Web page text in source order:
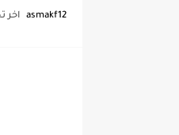
asmakf12 اخر